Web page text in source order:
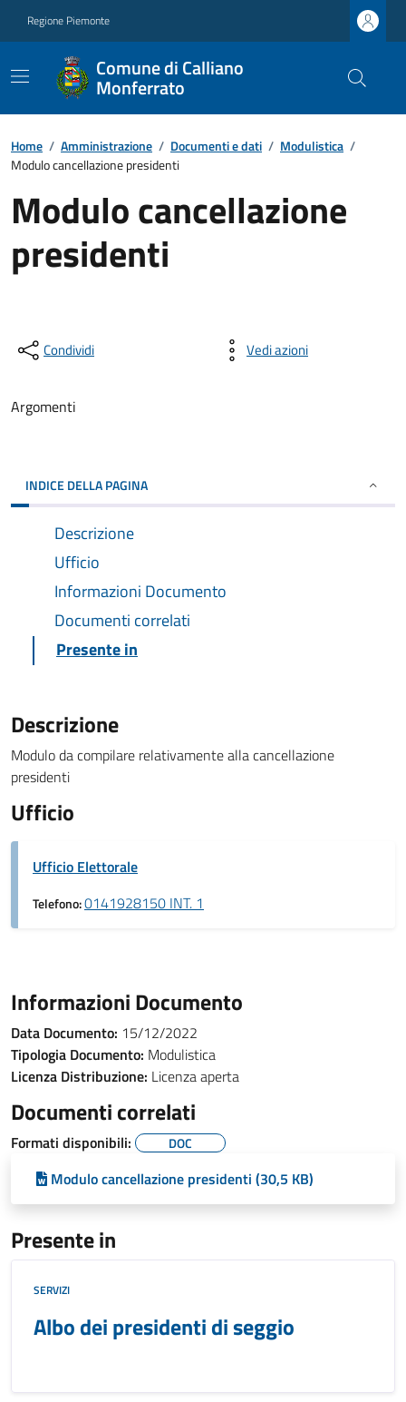
Regione Piemonte
Comune di Calliano
Monferrato
Home / Amministrazione / Documenti e dati / Modulistica /
Modulo cancellazione presidenti
Modulo cancellazione
presidenti
Condividi Vedi azioni
Argomenti
INDICE DELLA PAGINA
Descrizione
Ufficio
Informazioni Documento
Documenti correlati
Presente in
Descrizione
Modulo da compilare relativamente alla cancellazione
presidenti
Ufficio
Ufficio Elettorale
Telefono:0141928150 INT. 1
Informazioni Documento
Data Documento: 15/12/2022
Tipologia Documento: Modulistica
Licenza Distribuzione: Licenza aperta
Documenti correlati
Formati disponibili: DOC
Modulo cancellazione presidenti (30,5 KB)
Presente in
SERVIZI
Albo dei presidenti di seggio